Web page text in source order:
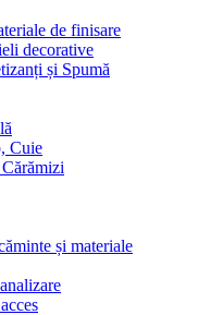
de finisare
decorative
și Spumă
Cuie
și materiale